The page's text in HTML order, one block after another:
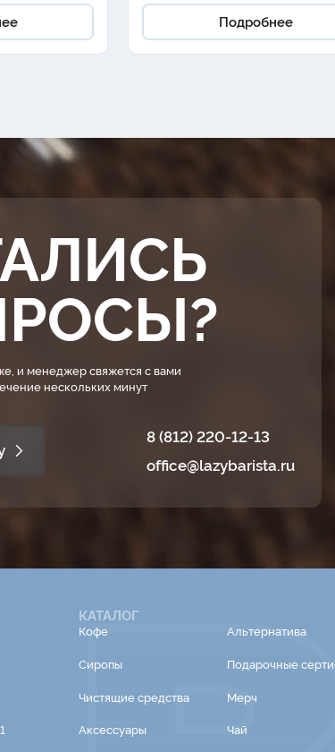
Подробнее
и менеджер свяжется с вами
нескольких минут
8 (812) 220-12-13
office@lazybarista.ru
КАТАЛОГ
Кофе Альтернатива
Сиропы Подарочные
Чистящие средства Мерч
Аксессуары Чай